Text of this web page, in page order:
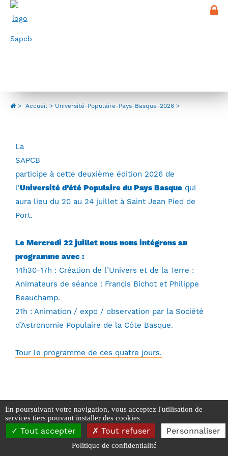
Université-Populaire-Pays-Basque-
> Accueil Université-Populaire-Pays-Basque-2026
La
SAPCB
participe à cette deuxième édition 2026 de
l’Université d’été Populaire du Pays Basque qui
aura lieu du 20 au 24 juillet à Saint Jean Pied de
Port.
Le Mercredi 22 juillet nous nous intégrons au
programme avec :
14h30-17h : Création de l’Univers et de la Terre :
Animateurs de séance : Francis Bichot et Philippe
Beauchamp.
21h : Animation / expo / observation par la Société
d’Astronomie Populaire de la Côte Basque.
Tour le programme de ces quatre jours.
SAPCB - 2026
Mentions Légales
Réalisé par Webyc - Yann Carpentier
Panneau de gestion des cookies
En poursuivant votre navigation, vous acceptez l'utilisation de
services tiers pouvant installer des cookies
Tout accepter Tout refuser Personnaliser
Politique de confidentialité